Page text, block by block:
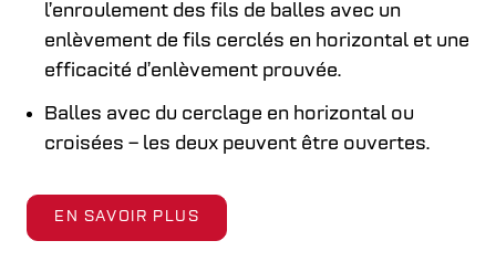
l’enroulement des fils de balles avec un
enlèvement de fils cerclés en horizontal et une
efficacité d’enlèvement prouvée.
Balles avec du cerclage en horizontal ou
croisées – les deux peuvent être ouvertes.
EN SAVOIR PLUS